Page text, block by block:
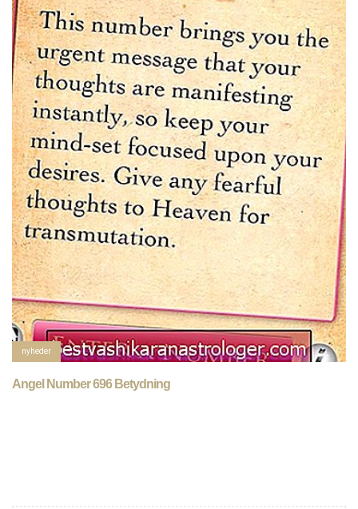
nyheder
Angel Number 696 Betydning